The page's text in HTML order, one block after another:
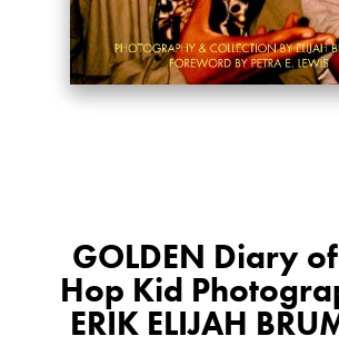
GOLDEN Diary
Hop Kid
ERIK ELIJAH